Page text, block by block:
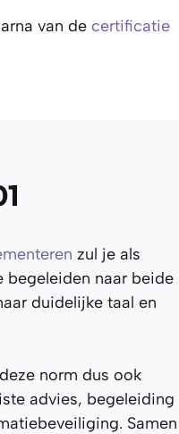
van de certificatie
zul je als
begeleiden naar beide
duidelijke taal en
norm dus ook
advies, begeleiding
Samen